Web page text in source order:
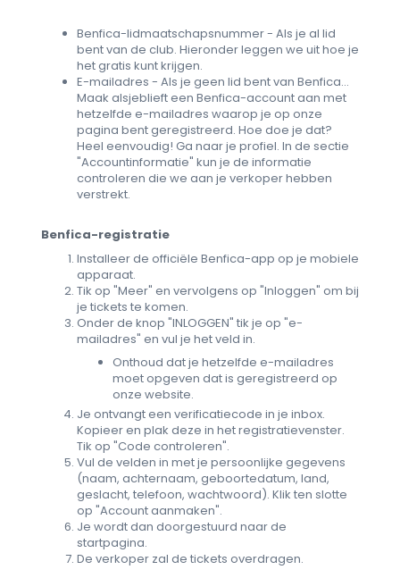
Benfica-lidmaatschapsnummer - Als je al lid
bent van de club. Hieronder leggen we uit hoe je
het gratis kunt krijgen.
E-mailadres - Als je geen lid bent van Benfica...
Maak alsjeblieft een Benfica-account aan met
hetzelfde e-mailadres waarop je op onze
pagina bent geregistreerd. Hoe doe je dat?
Heel eenvoudig! Ga naar je profiel. In de sectie
"Accountinformatie" kun je de informatie
controleren die we aan je verkoper hebben
verstrekt.
Benfica-registratie
Installeer de officiële Benfica-app op je mobiele
apparaat.
Tik op "Meer" en vervolgens op "Inloggen" om bij
je tickets te komen.
Onder de knop "INLOGGEN" tik je op "e-
mailadres" en vul je het veld in.
Onthoud dat je hetzelfde e-mailadres
moet opgeven dat is geregistreerd op
onze website.
Je ontvangt een verificatiecode in je inbox.
Kopieer en plak deze in het registratievenster.
Tik op "Code controleren".
Vul de velden in met je persoonlijke gegevens
(naam, achternaam, geboortedatum, land,
geslacht, telefoon, wachtwoord). Klik ten slotte
op "Account aanmaken".
Je wordt dan doorgestuurd naar de
startpagina.
De verkoper zal de tickets overdragen.